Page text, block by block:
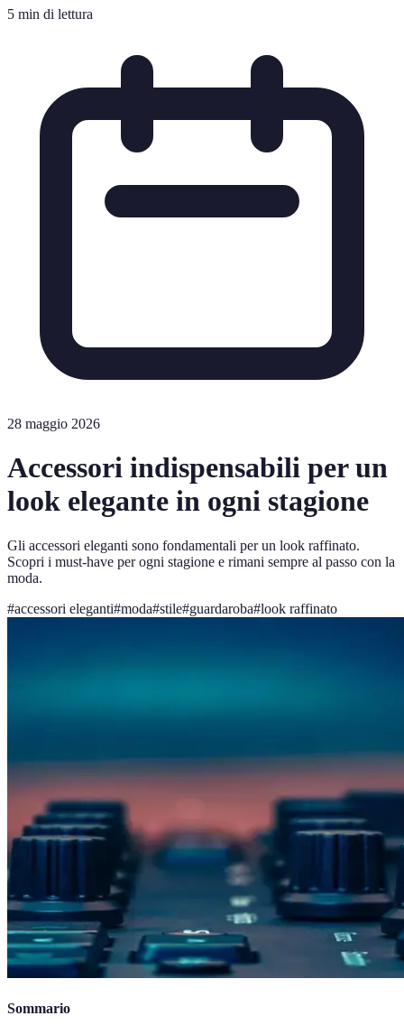
5 min di lettura
28 maggio 2026
Accessori indispensabili per un
look elegante in ogni stagione
Gli accessori eleganti sono fondamentali per un look raffinato.
Scopri i must-have per ogni stagione e rimani sempre al passo con la
moda.
#accessori eleganti#moda#stile#guardaroba#look raffinato
Sommario